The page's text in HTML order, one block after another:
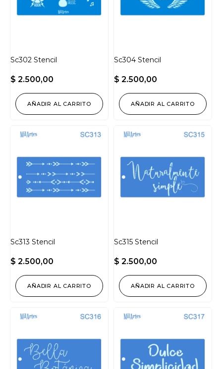
Sc302 Stencil
$ 2.500,00
AÑADIR AL CARRITO
Sc304 Stencil
$ 2.500,00
AÑADIR AL CARRITO
Sc313 Stencil
$ 2.500,00
AÑADIR AL CARRITO
Sc315 Stencil
$ 2.500,00
AÑADIR AL CARRITO